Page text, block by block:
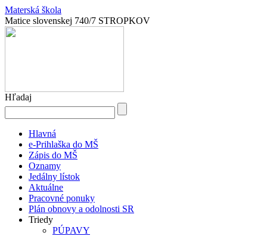
Materská škola
Matice slovenskej 740/7 STROPKOV
Hľadaj
Hlavná
e-Prihlaška do MŠ
Zápis do MŠ
Oznamy
Jedálny lístok
Aktuálne
Pracovné ponuky
Plán obnovy a odolnosti SR
Triedy
PÚPAVY